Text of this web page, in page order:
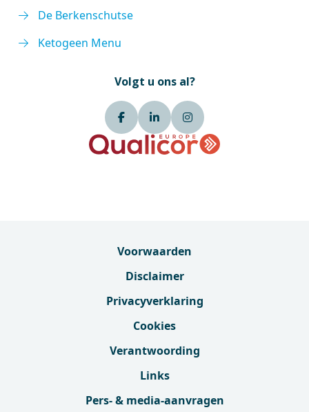
De Berkenschutse
Ketogeen Menu
Volgt u ons al?
Voorwaarden
Disclaimer
Privacyverklaring
Cookies
Verantwoording
Links
Pers- & media-aanvragen